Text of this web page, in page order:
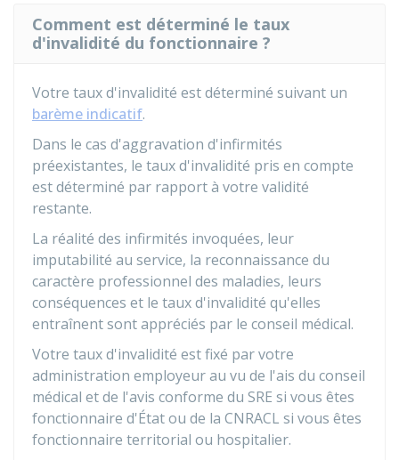
Comment est déterminé le taux
d'invalidité du fonctionnaire ?
Votre taux d'invalidité est déterminé suivant un
barème indicatif.
Dans le cas d'aggravation d'infirmités
préexistantes, le taux d'invalidité pris en compte
est déterminé par rapport à votre validité
restante.
La réalité des infirmités invoquées, leur
imputabilité au service, la reconnaissance du
caractère professionnel des maladies, leurs
conséquences et le taux d'invalidité qu'elles
entraînent sont appréciés par le conseil médical.
Votre taux d'invalidité est fixé par votre
administration employeur au vu de l'ais du conseil
médical et de l'avis conforme du SRE si vous êtes
fonctionnaire d'État ou de la CNRACL si vous êtes
fonctionnaire territorial ou hospitalier.